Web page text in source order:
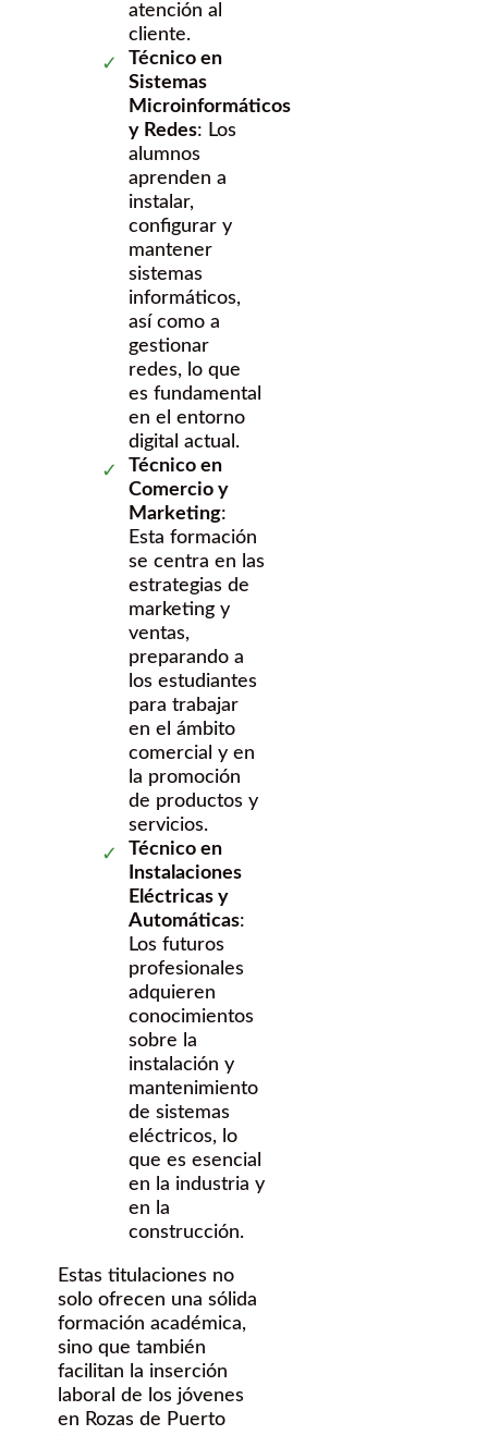
atención al
cliente.
Técnico en
Sistemas
Microinformáticos
y Redes: Los
alumnos
aprenden a
instalar,
configurar y
mantener
sistemas
informáticos,
así como a
gestionar
redes, lo que
es fundamental
en el entorno
digital actual.
Técnico en
Comercio y
Marketing:
Esta formación
se centra en las
estrategias de
marketing y
ventas,
preparando a
los estudiantes
para trabajar
en el ámbito
comercial y en
la promoción
de productos y
servicios.
Técnico en
Instalaciones
Eléctricas y
Automáticas:
Los futuros
profesionales
adquieren
conocimientos
sobre la
instalación y
mantenimiento
de sistemas
eléctricos, lo
que es esencial
en la industria y
en la
construcción.
Estas titulaciones no
solo ofrecen una sólida
formación académica,
sino que también
facilitan la inserción
laboral de los jóvenes
en Rozas de Puerto